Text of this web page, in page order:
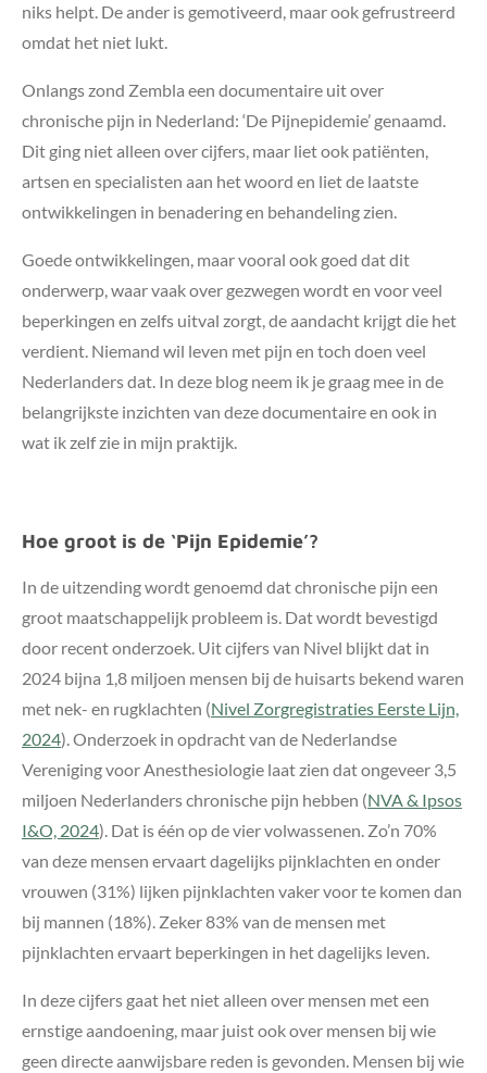
niks helpt. De ander is gemotiveerd, maar ook gefrustreerd
omdat het niet lukt.
Onlangs zond Zembla een documentaire uit over
chronische pijn in Nederland: ‘De Pijnepidemie’ genaamd.
Dit ging niet alleen over cijfers, maar liet ook patiënten,
artsen en specialisten aan het woord en liet de laatste
ontwikkelingen in benadering en behandeling zien.
Goede ontwikkelingen, maar vooral ook goed dat dit
onderwerp, waar vaak over gezwegen wordt en voor veel
beperkingen en zelfs uitval zorgt, de aandacht krijgt die het
verdient. Niemand wil leven met pijn en toch doen veel
Nederlanders dat. In deze blog neem ik je graag mee in de
belangrijkste inzichten van deze documentaire en ook in
wat ik zelf zie in mijn praktijk.
Hoe groot is de ‘Pijn Epidemie’?
In de uitzending wordt genoemd dat chronische pijn een
groot maatschappelijk probleem is. Dat wordt bevestigd
door recent onderzoek. Uit cijfers van Nivel blijkt dat in
2024 bijna 1,8 miljoen mensen bij de huisarts bekend waren
met nek- en rugklachten (Nivel Zorgregistraties Eerste Lijn,
2024). Onderzoek in opdracht van de Nederlandse
Vereniging voor Anesthesiologie laat zien dat ongeveer 3,5
miljoen Nederlanders chronische pijn hebben (NVA & Ipsos
I&O, 2024). Dat is één op de vier volwassenen. Zo’n 70%
van deze mensen ervaart dagelijks pijnklachten en onder
vrouwen (31%) lijken pijnklachten vaker voor te komen dan
bij mannen (18%). Zeker 83% van de mensen met
pijnklachten ervaart beperkingen in het dagelijks leven.
In deze cijfers gaat het niet alleen over mensen met een
ernstige aandoening, maar juist ook over mensen bij wie
geen directe aanwijsbare reden is gevonden. Mensen bij wie